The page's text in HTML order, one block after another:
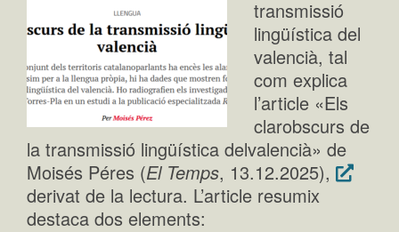
transmissió
lingüística del
valencià, tal
com explica
l’article «Els
clarobscurs de
la transmissió lingüística delvalencià» de
Moisés Péres (El Temps, 13.12.2025),
derivat de la lectura. L’article resumix
destaca dos elements: